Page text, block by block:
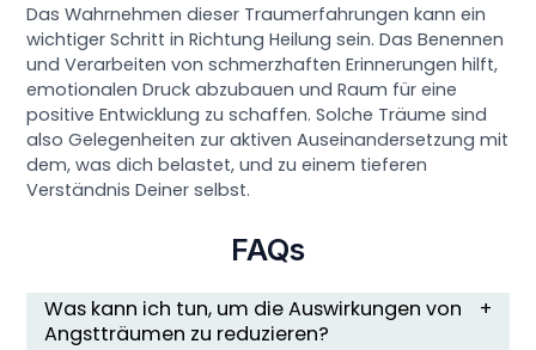
Das Wahrnehmen dieser Traumerfahrungen kann ein
wichtiger Schritt in Richtung Heilung sein. Das Benennen
und Verarbeiten von schmerzhaften Erinnerungen hilft,
emotionalen Druck abzubauen und Raum für eine
positive Entwicklung zu schaffen. Solche Träume sind
also Gelegenheiten zur aktiven Auseinandersetzung mit
dem, was dich belastet, und zu einem tieferen
Verständnis Deiner selbst.
FAQs
Was kann ich tun, um die Auswirkungen von
Angstträumen zu reduzieren?